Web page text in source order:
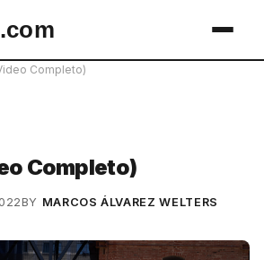
Completo)
Completo)
BY MARCOS ÁLVAREZ WELTERS